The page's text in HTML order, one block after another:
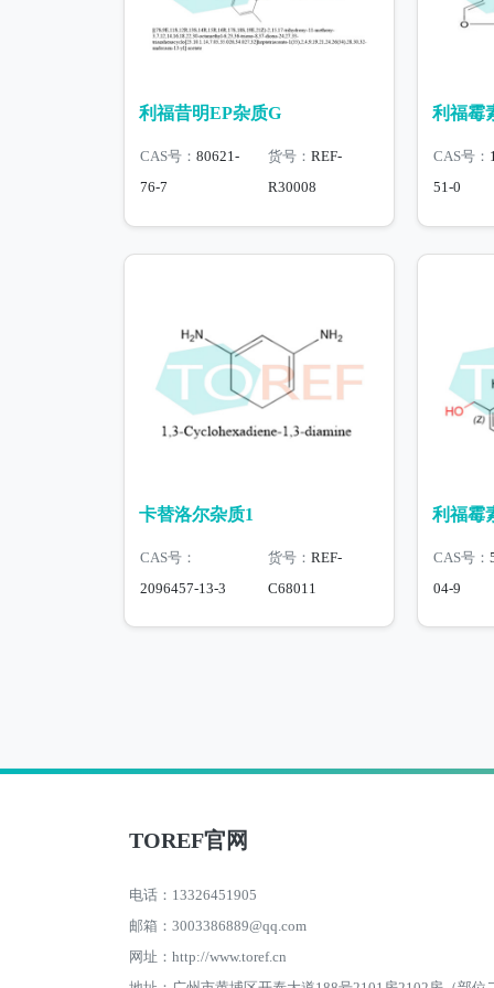
利福昔明EP杂质G
CAS号： 80621-
76-7
货号： REF-
R30008
利福霉
CAS号：
51-0
卡替洛尔杂质1
CAS号：
2096457-13-3
货号： REF-
C68011
利福霉
CAS号：
04-9
TOREF官网
电话：13326451905
邮箱：3003386889@qq.com
网址：http://www.toref.cn